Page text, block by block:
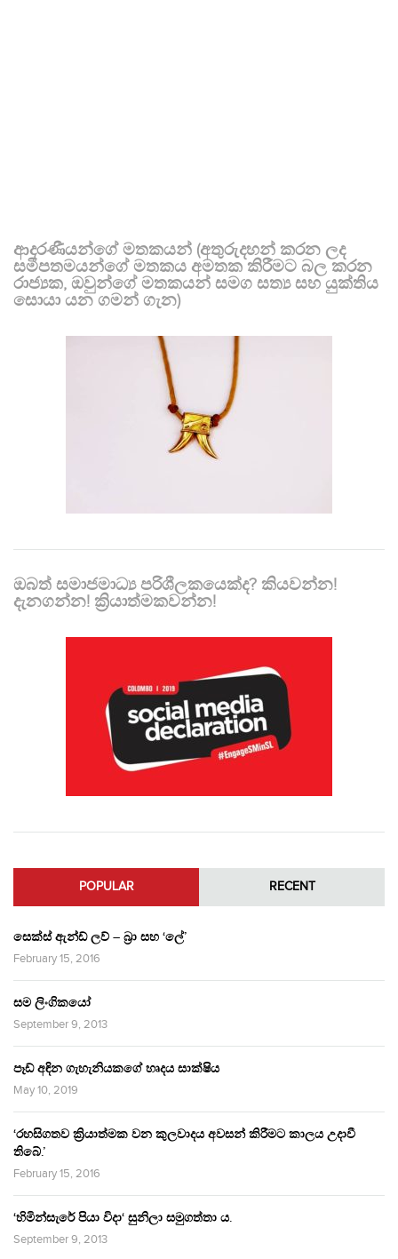
ආදරණීයන්ගේ මතකයන් (අතුරුදහන් කරන ලද
සමීපතමයන්ගේ මතකය අමතක කිරීමට බල කරන
රාජ්‍යක, ඔවුන්ගේ මතකයන් සමග සත්‍ය සහ යුක්තිය
සොයා යන ගමන් ගැන)
ඔබත් සමාජමාධ්‍ය පරිශීලකයෙක්ද? කියවන්න!
දැනගන්න! ක්‍රියාත්මකවන්න!
POPULAR RECENT
සෙක්ස් ඇන්ඩ් ලව් – බ්‍රා සහ ‘ලේ’
February 15, 2016
සම ලිංගිකයෝ
September 9, 2013
පෑඩ් අඳින ගැහැනියකගේ හෘදය සාක්ෂිය
May 10, 2019
‘රහසිගතව ක්‍රියාත්මක වන කුලවාදය අවසන් කිරීමට කාලය උදාවී
තිබේ.’
February 15, 2016
‘හිමින්සැරේ පියා විදා‘ සුනිලා සමුගත්තා ය.
September 9, 2013